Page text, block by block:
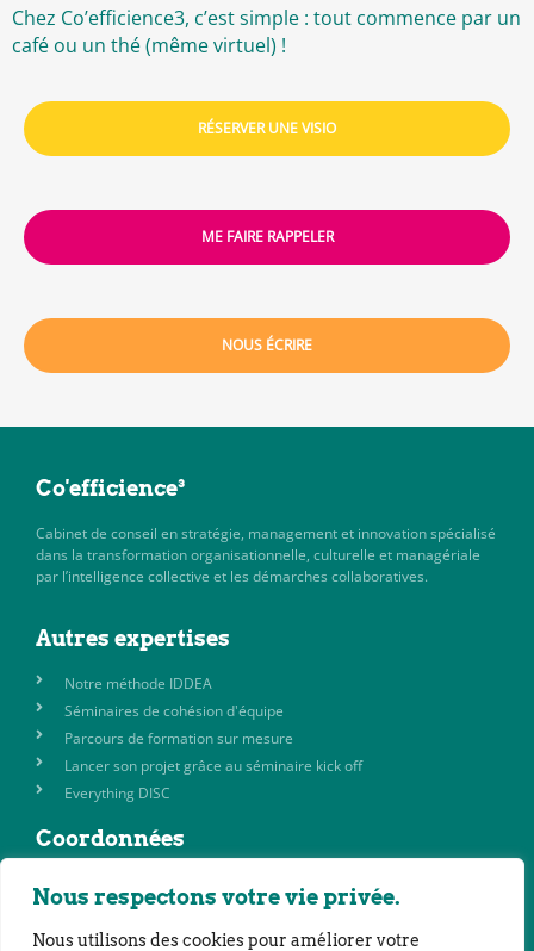
Nous respectons votre vie privée.
Nous utilisons des cookies pour améliorer votre
Chez Co’efficience3, c’est simple : tout commence par un
café ou un thé (même virtuel) !
RÉSERVER UNE VISIO
ME FAIRE RAPPELER
NOUS ÉCRIRE
Co'efficience³
Cabinet de conseil en stratégie, management et innovation spécialisé
dans la transformation organisationnelle, culturelle et managériale
par l’intelligence collective et les démarches collaboratives.
Autres expertises
Notre méthode IDDEA
Séminaires de cohésion d'équipe
Parcours de formation sur mesure
Lancer son projet grâce au séminaire kick off
Everything DISC
Coordonnées
Siège social :
56 avenue Daumesnil
75012 Paris